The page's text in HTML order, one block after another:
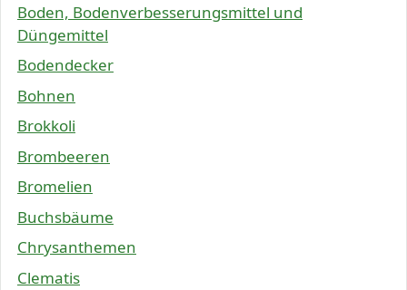
Boden, Bodenverbesserungsmittel und
Düngemittel
Bodendecker
Bohnen
Brokkoli
Brombeeren
Bromelien
Buchsbäume
Chrysanthemen
Clematis